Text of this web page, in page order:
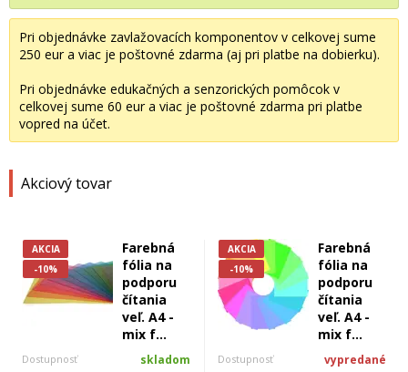
Pri objednávke zavlažovacích komponentov v celkovej sume
250 eur a viac je poštovné zdarma (aj pri platbe na dobierku).
Pri objednávke edukačných a senzorických pomôcok v
celkovej sume 60 eur a viac je poštovné zdarma pri platbe
vopred na účet.
Akciový tovar
AKCIA
-10%
Farebná
fólia na
podporu
čítania
veľ. A4 -
mix f...
Dostupnosť skladom
AKCIA
-10%
Farebná
fólia na
podporu
čítania
veľ. A4 -
mix f...
Dostupnosť vypredané